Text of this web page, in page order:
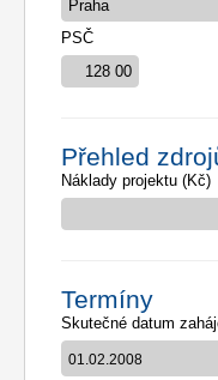
PSČ
Přehled
Náklady projektu (Kč)
Termíny
Skutečné datum